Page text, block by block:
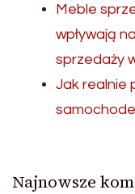
Meble
wpływają
sprzedaży
Jak realnie
Najnowsze